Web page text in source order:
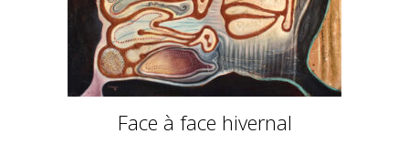
Face à face hivernal